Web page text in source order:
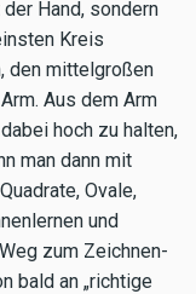
Hand, sondern
Kreis
den mittelgroßen
Aus dem Arm
hoch zu halten,
man dann mit
Ovale,
und
zum Zeichnen-
bald an „richtige